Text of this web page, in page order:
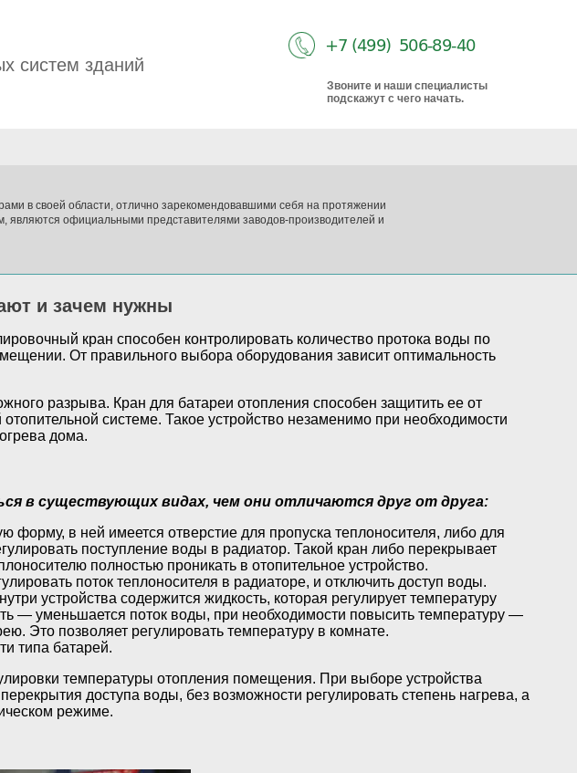
систем зданий
Звоните и наши специалисты
подскажут с чего начать.
в своей области, отлично зарекомендовавшими себя на протяжении
официальными представителями заводов-производителей и
и зачем нужны
кран способен контролировать количество протока воды по
От правильного выбора оборудования зависит оптимальность
разрыва. Кран для батареи отопления способен защитить ее от
системе. Такое устройство незаменимо при необходимости
дома.
в существующих видах, чем они отличаются друг от друга:
в ней имеется отверстие для пропуска теплоносителя, либо для
поступление воды в радиатор. Такой кран либо перекрывает
полностью проникать в отопительное устройство.
поток теплоносителя в радиаторе, и отключить доступ воды.
устройства содержится жидкость, которая регулирует температуру
— уменьшается поток воды, при необходимости повысить температуру —
Это позволяет регулировать температуру в комнате.
типа батарей.
температуры отопления помещения. При выборе устройства
доступа воды, без возможности регулировать степень нагрева, а
режиме.